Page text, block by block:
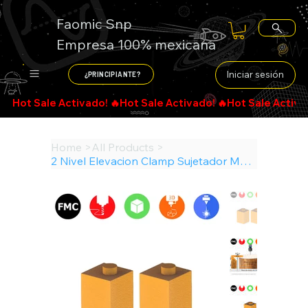
Faomic Snp
Empresa 100% mexicana
¿PRINCIPIANTE? Iniciar sesión
Home > All Products >
2 Nivel Elevacion Clamp Sujetador Maquina Cnc Bank Power Acc
Search